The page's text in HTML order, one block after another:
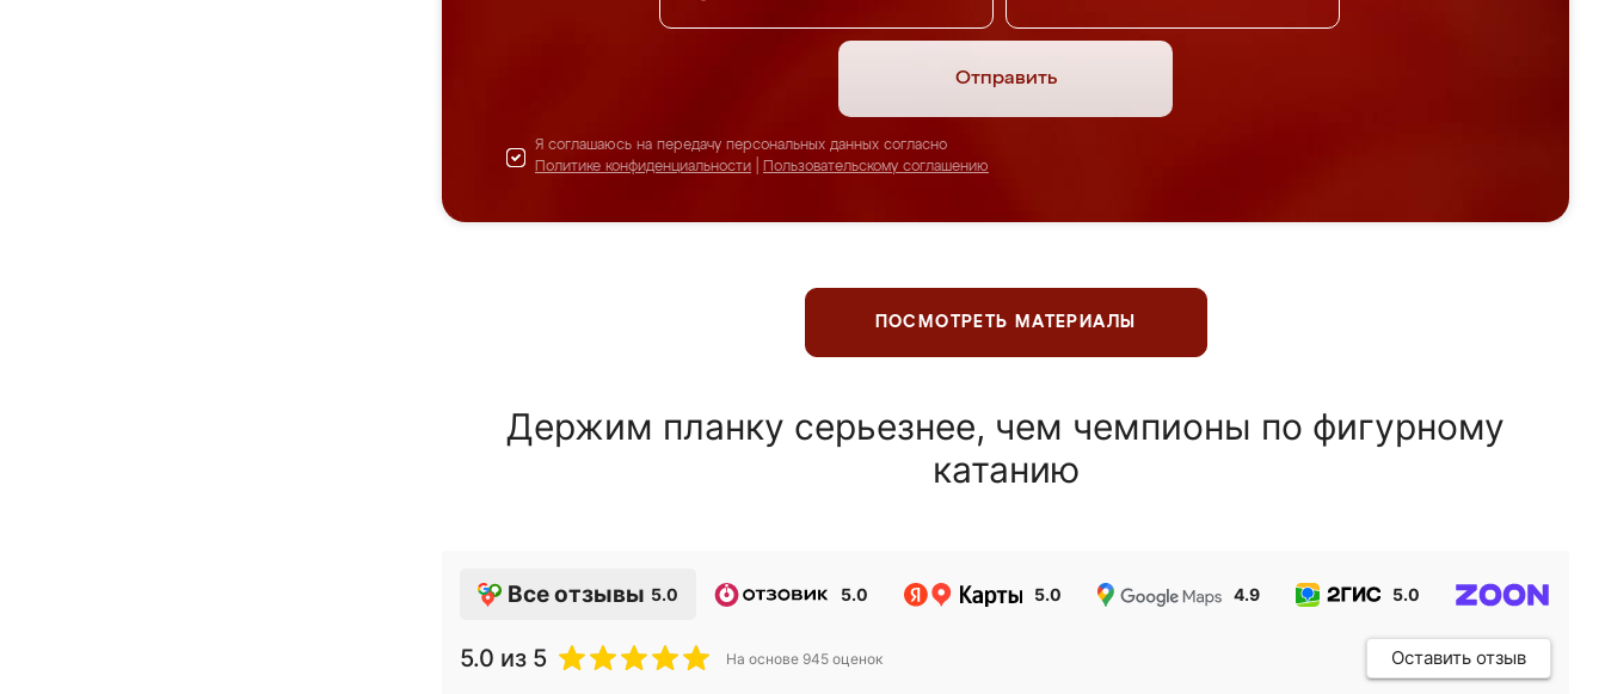
Отправить
Я соглашаюсь на передачу персональных данных согласно
Политике конфиденциальности
Пользовательскому соглашению
ПОСМОТРЕТЬ МАТЕРИАЛЫ
Держим планку серьезнее, чем чемпионы по фигурному
катанию
Все отзывы 5.0 5.0 5.0 4.9 5.0
5.0 из 5 На основе 945 оценок Оставить отзыв